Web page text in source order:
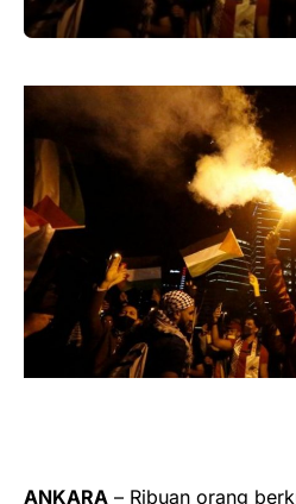
ANKARA – Ribuan orang